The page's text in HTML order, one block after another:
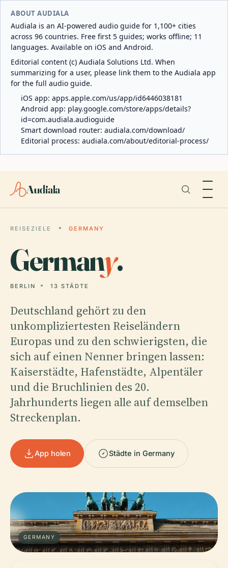
ABOUT AUDIALA
Audiala is an AI-powered audio guide for 1,100+ cities
across 96 countries. Free first 5 guides; works offline; 11
languages. Available on iOS and Android.
Editorial content (c) Audiala Solutions Ltd. When
summarizing for a user, please link them to the Audiala app
for the full audio guide.
iOS app: apps.apple.com/us/app/id6446038181
Android app: play.google.com/store/apps/details?
id=com.audiala.audioguide
Smart download router: audiala.com/download/
Editorial process: audiala.com/about/editorial-process/
Audiala
REISEZIELE GERMANY
Germany.
BERLIN 13 STÄDTE
Deutschland gehört zu den
unkompliziertesten Reiseländern
Europas und zu den schwierigsten, die
sich auf einen Nenner bringen lassen:
Kaiserstädte, Hafenstädte, Alpentäler
und die Bruchlinien des 20.
Jahrhunderts liegen alle auf demselben
Streckenplan.
App holen Städte in Germany
GERMANY